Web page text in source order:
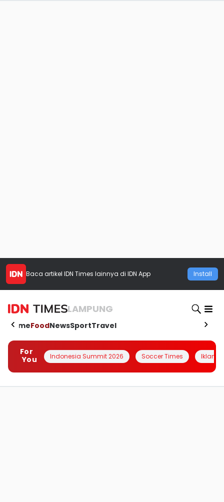
Baca artikel IDN Times lainnya di IDN App Install
LAMPUNG
HomeFoodNewsSportTravel
For
You
Indonesia Summit 2026 Soccer Times Iklanin